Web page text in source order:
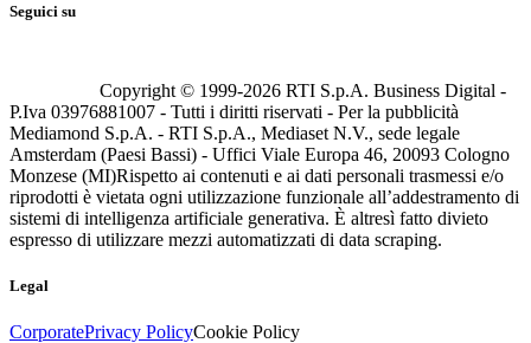
Seguici su
Copyright © 1999-2026 RTI S.p.A. Business Digital -
P.Iva 03976881007 - Tutti i diritti riservati - Per la pubblicità
Mediamond S.p.A. - RTI S.p.A., Mediaset N.V., sede legale
Amsterdam (Paesi Bassi) - Uffici Viale Europa 46, 20093 Cologno
Monzese (MI)Rispetto ai contenuti e ai dati personali trasmessi e/o
riprodotti è vietata ogni utilizzazione funzionale all’addestramento di
sistemi di intelligenza artificiale generativa. È altresì fatto divieto
espresso di utilizzare mezzi automatizzati di data scraping.
Legal
CorporatePrivacy PolicyCookie Policy